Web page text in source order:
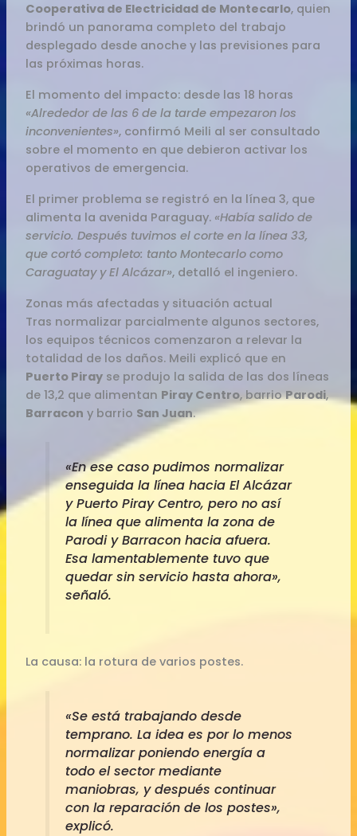
Cooperativa de Electricidad de Montecarlo, quien
brindó un panorama completo del trabajo
desplegado desde anoche y las previsiones para
las próximas horas.
El momento del impacto: desde las 18 horas
«Alrededor de las 6 de la tarde empezaron los
inconvenientes», confirmó Meili al ser consultado
sobre el momento en que debieron activar los
operativos de emergencia.
El primer problema se registró en la línea 3, que
alimenta la avenida Paraguay. «Había salido de
servicio. Después tuvimos el corte en la línea 33,
que cortó completo: tanto Montecarlo como
Caraguatay y El Alcázar», detalló el ingeniero.
Zonas más afectadas y situación actual
Tras normalizar parcialmente algunos sectores,
los equipos técnicos comenzaron a relevar la
totalidad de los daños. Meili explicó que en
Puerto Piray se produjo la salida de las dos líneas
de 13,2 que alimentan Piray Centro, barrioParodi,
Barracon y barrio San Juan.
«En ese caso pudimos normalizar
enseguida la línea hacia El Alcázar
y Puerto Piray Centro, pero no así
la línea que alimenta la zona de
Parodi y Barracon hacia afuera.
Esa lamentablemente tuvo que
quedar sin servicio hasta ahora»,
señaló.
La causa: la rotura de varios postes.
«Se está trabajando desde
temprano. La idea es por lo menos
normalizar poniendo energía a
todo el sector mediante
maniobras, y después continuar
con la reparación de los postes»,
explicó.